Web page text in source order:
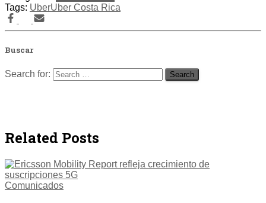
Tags: UberUber Costa Rica
Buscar
Search for:
Related Posts
Comunicados